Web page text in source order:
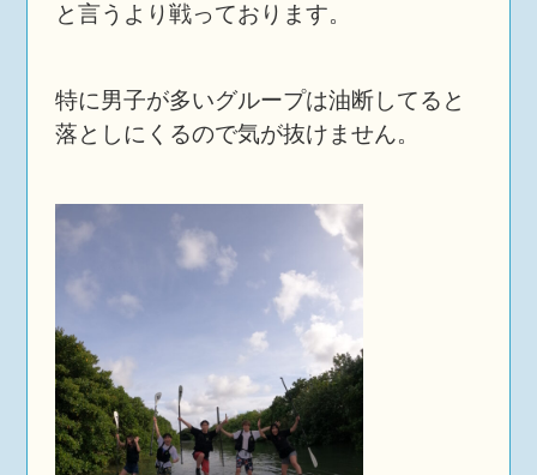
と言うより戦っております。
特に男子が多いグループは油断してると
落としにくるので気が抜けません。